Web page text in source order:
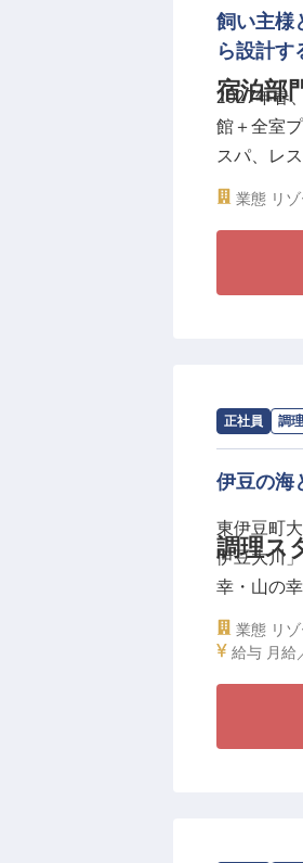
ノにできる
月給25万
付きの寮
す。歴史
に入れま
宿泊部
飼い主様
ら設計す
2027年春
館＋全室
スパ、レ
門マネー
＼宿泊体
■月給35
A Letter to
じめて訪
とって心
ストラン
業態 リ
正社員 調
調理ス
求人情報：
伊豆の海
東伊豆町
伊豆大川
幸・山の
調理補助
柔軟にご
業態 リ
給与 月給